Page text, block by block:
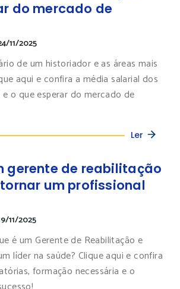
do mercado de
11/2025
de um historiador e as áreas mais
aqui e confira a média salarial dos
o que esperar do mercado de
Ler
gerente de reabilitação
um profissional
11/2025
é um Gerente de Reabilitação e
líder na saúde? Clique aqui e confira
formação necessária e o